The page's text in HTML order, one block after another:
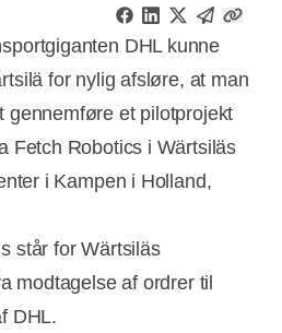
DHL kunne
for nylig afsløre, at man
gennemføre et pilotprojekt
Fetch Robotics i Wärtsiläs
i Kampen i Holland,
står for Wärtsiläs
modtagelse af ordrer til
DHL.